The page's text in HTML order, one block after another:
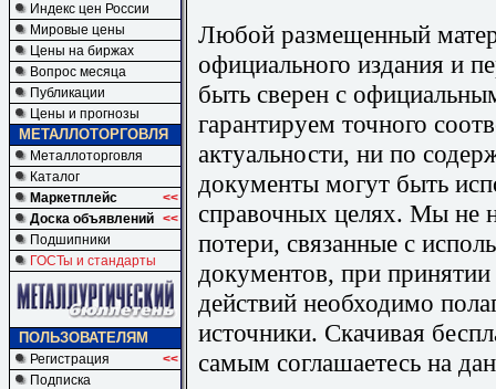
Индекс цен России
Мировые цены
Цены на биржах
Вопрос месяца
Публикации
Цены и прогнозы
МЕТАЛЛОТОРГОВЛЯ
Металлоторговля
Каталог
Маркетплейс
<<
Доска объявлений <<
Подшипники
ГОСТы и стандарты
ПОЛЬЗОВАТЕЛЯМ
Регистрация
<<
Подписка
Любой размещенный
официального издания и
быть сверен с
гарантируем точного
актуальности, ни по
документы могут быть
справочных целях. Мы не
потери, связанные с
документов, при
действий необходимо
источники. Скачивая
самым соглашаетесь на